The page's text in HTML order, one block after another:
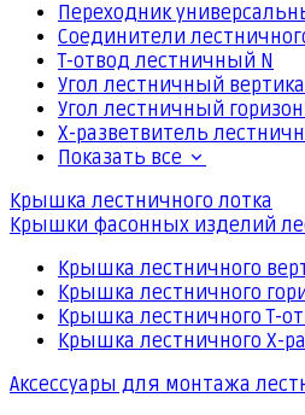
Переходник
Соединители
Т-отвод лестничный N
Угол лестничный
Угол лестничный
Х-разветвитель
Показать все
Крышка лестничного лотка
Крышки фасонных изделий
Крышка лестничного
Крышка лестничного
Крышка лестничного Т-
Крышка лестничного Х-
Аксессуары для монтажа